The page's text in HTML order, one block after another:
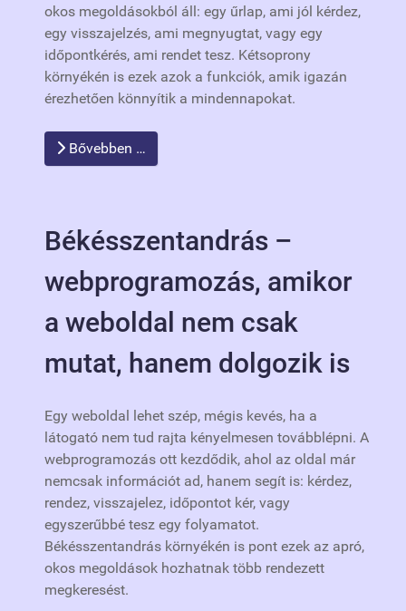
okos megoldásokból áll: egy űrlap, ami jól kérdez,
egy visszajelzés, ami megnyugtat, vagy egy
időpontkérés, ami rendet tesz. Kétsoprony
környékén is ezek azok a funkciók, amik igazán
érezhetően könnyítik a mindennapokat.
Bővebben …
Békésszentandrás –
webprogramozás, amikor
a weboldal nem csak
mutat, hanem dolgozik is
Egy weboldal lehet szép, mégis kevés, ha a
látogató nem tud rajta kényelmesen továbblépni. A
webprogramozás ott kezdődik, ahol az oldal már
nemcsak információt ad, hanem segít is: kérdez,
rendez, visszajelez, időpontot kér, vagy
egyszerűbbé tesz egy folyamatot.
Békésszentandrás környékén is pont ezek az apró,
okos megoldások hozhatnak több rendezett
megkeresést.